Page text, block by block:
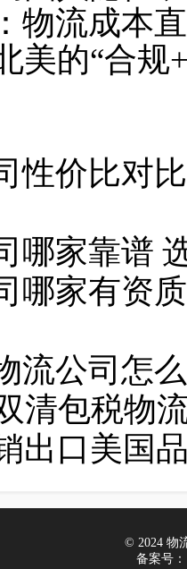
物流成本
美的“合规
性价比对
哪家靠谱
哪家有资
流公司怎
清包税物
出口美国
© 2024 物
备案号：